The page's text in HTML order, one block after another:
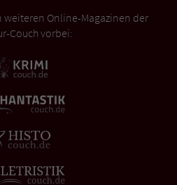
weiteren Online-Magazinen der
Couch vorbei: